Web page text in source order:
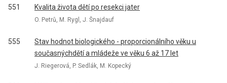
551 Kvalita života dětí po resekci jater
O. Petrů, M. Rygl, J. Šnajdauf
555
Stav hodnot biologického - proporcionálního věku u
současnýchdětí a mládeže ve věku 6 až 17 let
J. Riegerová, P. Sedlák, M. Kopecký